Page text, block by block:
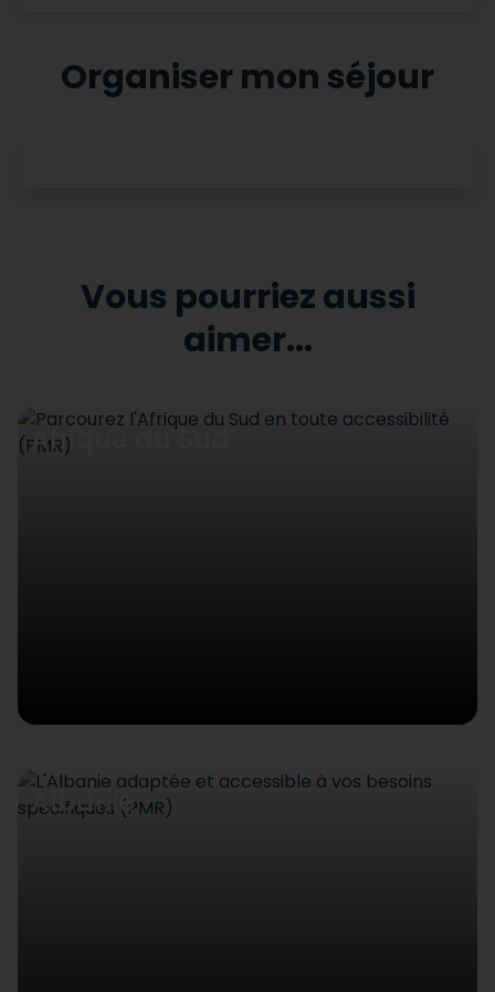
Organiser mon séjour
Vous pourriez aussi
aimer...
Afrique du Sud
Albanie